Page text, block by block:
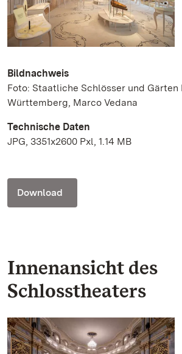
Bildnachweis
Foto: Staatliche Schlösser und Gärten
Württemberg, Marco Vedana
Technische Daten
JPG, 3351x2600 Pxl, 1.14 MB
Download
Innenansicht des
Schlosstheaters